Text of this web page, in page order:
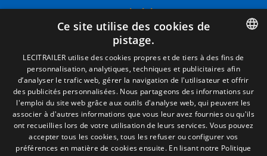
Termes juridiques
Mentions Légales
Politique de Confidentialité
Politique de Cookies
Conditions générales de vente
Gérer les cookies
Contact
Camino de los Huertos, S/N. Apdo 100
50620 - Casetas (Zaragoza) SPAIN
SPANISH
ENGLISH
FRENCH
ITALIAN
PORTUGUESE
Ce site utilise des cookies de
pistage.
LECITRAILER utilise des cookies propres et de tiers à des fins de
personnalisation, analytiques, techniques et publicitaires afin
d’analyser le trafic web, gérer la navigation de l'utilisateur et offrir
des publicités personnalisées. Nous partageons des informations sur
l'emploi du site web grâce aux outils d'analyse web, qui peuvent les
associer à d'autres informations que vous leur avez fournies ou qu'ils
ont recueillies lors de votre utilisation de leurs services. Vous pouvez
accepter tous les cookies, tous les refuser ou configurer vos
préférences en matière de cookies ensuite. En lisant notre Politique